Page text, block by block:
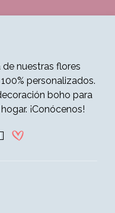
nuestras flores
personalizados.
boho para
¡Conócenos!